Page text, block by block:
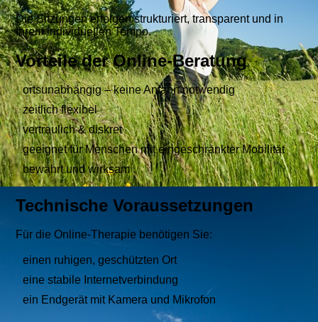
Die Sitzungen erfolgen strukturiert, transparent und in
Ihrem individuellen Tempo.
Vorteile der Online-Beratung
ortsunabhängig – keine Anfahrt notwendig
zeitlich flexibel
vertraulich & diskret
geeignet für Menschen mit eingeschränkter Mobilität
bewährt und wirksam
Technische Voraussetzungen
Für die Online-Therapie benötigen Sie:
einen ruhigen, geschützten Ort
eine stabile Internetverbindung
ein Endgerät mit Kamera und Mikrofon